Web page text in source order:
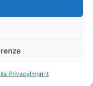
PrivacyImprint
23 - 20134 Milano (MI) - Italy
REA MI-2640300 - Cap. Soc.